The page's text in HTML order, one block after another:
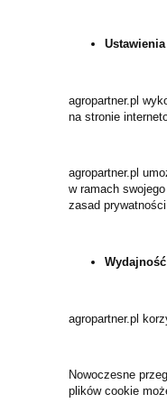
agropartner.pl
na stronie
agropartner.pl
w ramach
zasad prywatności
agropartner.pl
Nowoczesne
plików cookie